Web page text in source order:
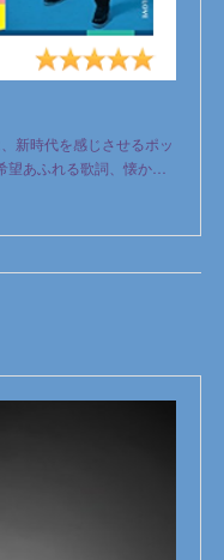
新時代を感じさせるポッ
あふれる歌詞、懐か…